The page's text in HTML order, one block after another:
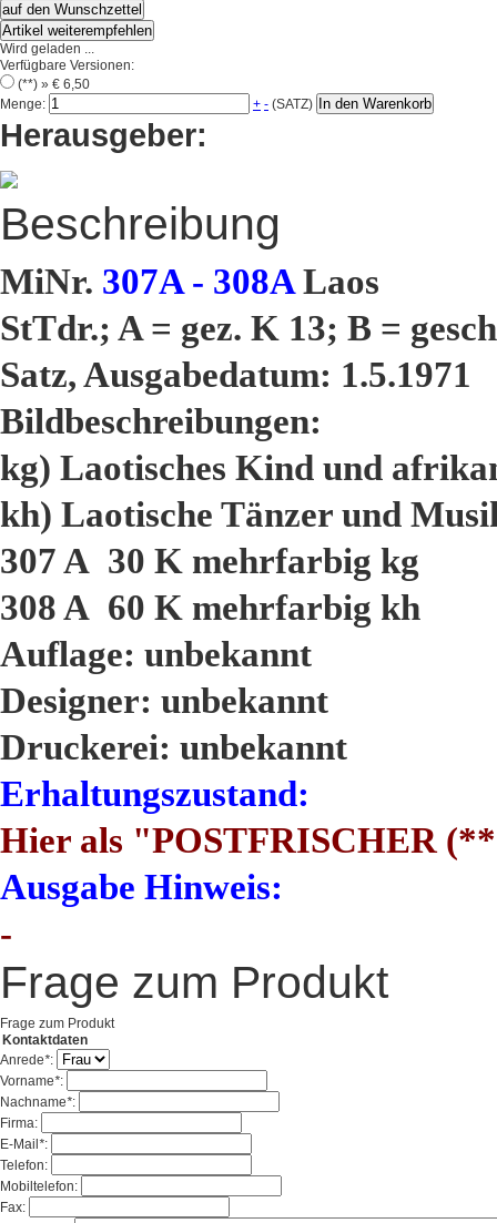
auf den Wunschzettel
Artikel weiterempfehlen
Wird geladen ...
Verfügbare Versionen:
(**) » € 6,50
Menge:
+ - (SATZ) In den Warenkorb
Herausgeber:
Beschreibung
MiNr. 307A - 308ALaos
StTdr.; A = gez. K 13; B =
Satz, Ausgabedatum: 1.5.1971
Bildbeschreibungen:
kg) Laotisches Kind und
kh) Laotische Tänzer und
307 A 30 K mehrfarbig kg
308 A 60 K mehrfarbig kh
Auflage: unbekannt
Designer: unbekannt
Druckerei: unbekannt
Erhaltungszustand:
Hier als "POSTFRISCHER
Ausgabe Hinweis:
-
Frage zum Produkt
Frage zum Produkt
Kontaktdaten
Anrede*:
Vorname*:
Nachname*:
Firma:
E-Mail *:
Telefon:
Mobiltelefon:
Fax: